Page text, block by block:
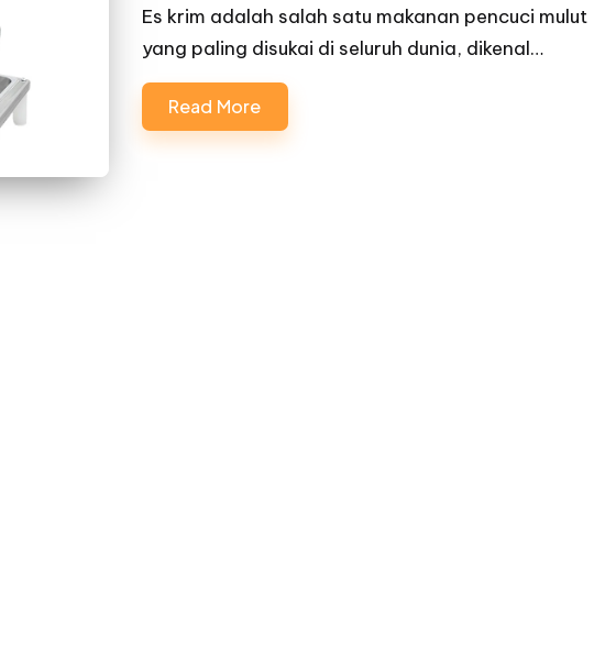
Es krim adalah salah satu makanan pencuci mulut
yang paling disukai di seluruh dunia, dikenal…
Read More